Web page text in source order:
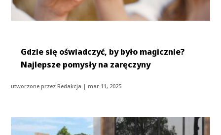
Gdzie się oświadczyć, by było magicznie?
Najlepsze pomysły na zaręczyny
utworzone przezRedakcja |mar 11, 2025